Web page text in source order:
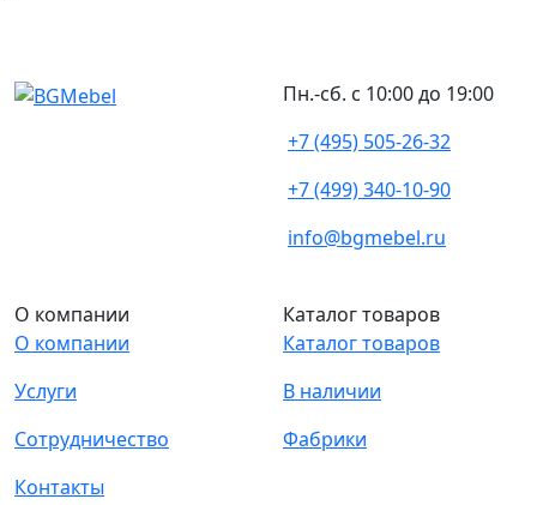
Пн.-сб. с 10:00 до 19:00
+7 (495) 505-26-32
+7 (499) 340-10-90
info@bgmebel.ru
О компании
О компании
Услуги
Сотрудничество
Контакты
Каталог товаров
Каталог товаров
В наличии
Фабрики